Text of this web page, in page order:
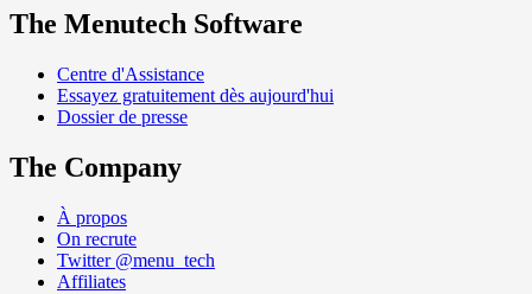
The Menutech Software
Centre d'Assistance
Essayez gratuitement dès aujourd'hui
Dossier de presse
The Company
À propos
On recrute
Twitter @menu_tech
Affiliates